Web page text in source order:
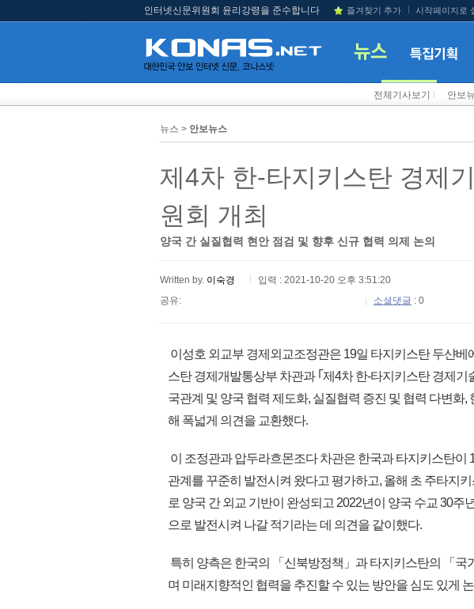
인터넷신문위원회 윤리강령을 준수합니다 즐겨찾기 추가 시작페이지로
전체기사보기 안보
뉴스 > 안보뉴스
제4차 한-타지키스탄 경제
원회 개최
양국 간 실질협력 현안 점검 및 향후 신규 협력 의제 논의
Written by. 이숙경
입력 : 2021-10-20 오후 3:51:20
공유:
소셜댓글 : 0
이성호 외교부 경제외교조정관은 19일 타지키스탄 두샨베
스탄 경제개발통상부 차관과 ｢제4차 한-타지키스탄 경제
국관계 및 양국 협력 제도화, 실질협력 증진 및 협력 다변화,
해 폭넓게 의견을 교환했다.
이 조정관과 압두라흐몬조다 차관은 한국과 타지키스탄이
관계를 꾸준히 발전시켜 왔다고 평가하고, 올해 초 주타지
로 양국 간 외교 기반이 완성되고 2022년이 양국 수교 30주
으로 발전시켜 나갈 적기라는 데 의견을 같이했다.
특히 양측은 한국의 「신북방정책」과 타지키스탄의 「국
며 미래지향적인 협력을 추진할 수 있는 방안을 심도 있게